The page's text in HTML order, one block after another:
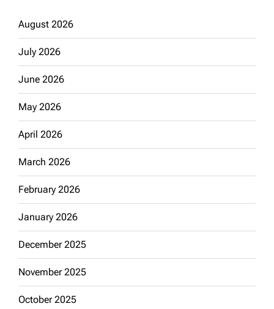
August 2026
July 2026
June 2026
May 2026
April 2026
March 2026
February 2026
January 2026
December 2025
November 2025
October 2025